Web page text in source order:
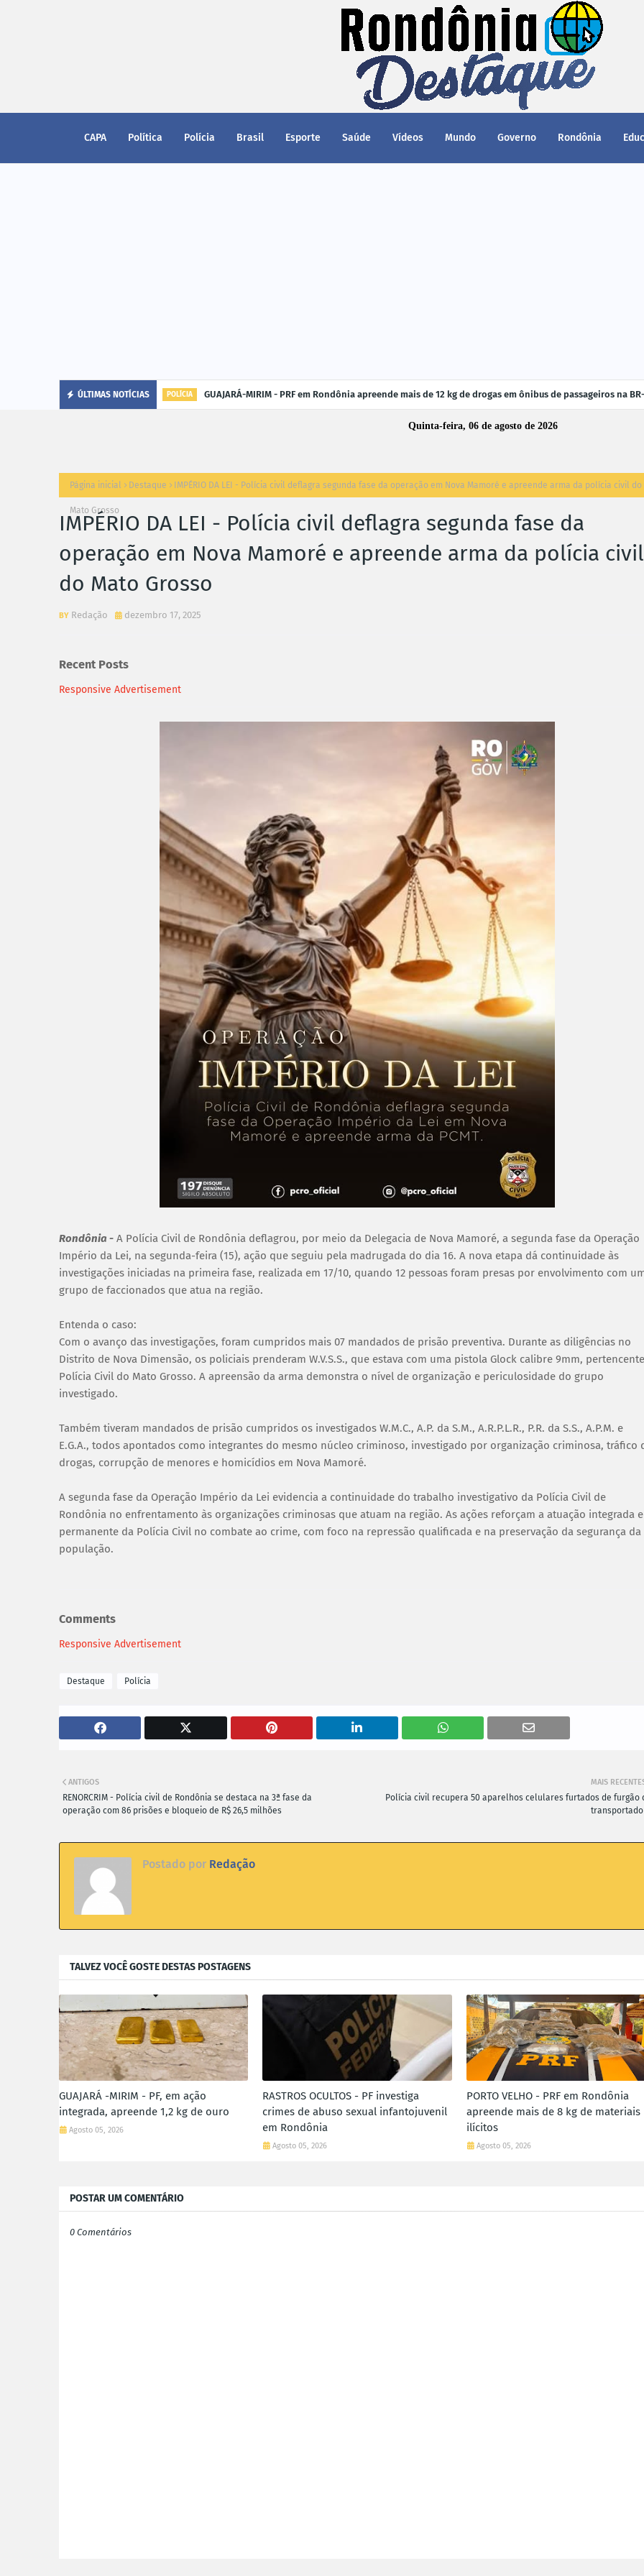
CAPA Política Polícia Brasil Esporte Saúde Vídeos Mundo Governo Rondônia
ÚLTIMAS NOTÍCIAS POLÍCIA GUAJARÁ-MIRIM - PRF em Rondônia apreende mais de 12 kg de drogas em ônibus de passageiros na
Quinta-feira, 06 de agosto de 2026
Página inicial Destaque IMPÉRIO DA LEI - Polícia civil deflagra segunda fase da operação em Nova Mamoré e apreende arma da polícia civil do
Mato Grosso
IMPÉRIO DA LEI - Polícia civil deflagra segunda fase da
operação em Nova Mamoré e apreende arma da polícia civil
do Mato Grosso
Redação dezembro 17, 2025
Recent Posts
Responsive Advertisement
Rondônia - A Polícia Civil de Rondônia deflagrou, por meio da Delegacia de Nova Mamoré, a segunda fase da Operação
Império da Lei, na segunda-feira (15), ação que seguiu pela madrugada do dia 16. A nova etapa dá continuidade às
investigações iniciadas na primeira fase, realizada em 17/10, quando 12 pessoas foram presas por envolvimento com
grupo de faccionados que atua na região.
Entenda o caso:
Com o avanço das investigações, foram cumpridos mais 07 mandados de prisão preventiva. Durante as diligências no
Distrito de Nova Dimensão, os policiais prenderam W.V.S.S., que estava com uma pistola Glock calibre 9mm,
Polícia Civil do Mato Grosso. A apreensão da arma demonstra o nível de organização e periculosidade do grupo
investigado.
Também tiveram mandados de prisão cumpridos os investigados W.M.C., A.P. da S.M., A.R.P.L.R., P.R. da S.S., A.P.M. e
E.G.A., todos apontados como integrantes do mesmo núcleo criminoso, investigado por organização criminosa, tráfico
drogas, corrupção de menores e homicídios em Nova Mamoré.
A segunda fase da Operação Império da Lei evidencia a continuidade do trabalho investigativo da Polícia Civil de
Rondônia no enfrentamento às organizações criminosas que atuam na região. As ações reforçam a atuação integrada e
permanente da Polícia Civil no combate ao crime, com foco na repressão qualificada e na preservação da segurança da
população.
Comments
Responsive Advertisement
Destaque Polícia
MAIS
Polícia civil recupera 50 aparelhos celulares furtados de furgão
ANTIGOS
RENORCRIM - Polícia civil de Rondônia se destaca na 3ª fase da
operação com 86 prisões e bloqueio de R$ 26,5 milhões
Postado por Redação
TALVEZ VOCÊ GOSTE DESTAS POSTAGENS
GUAJARÁ -MIRIM - PF, em ação
integrada, apreende 1,2 kg de ouro
Agosto 05, 2026
RASTROS OCULTOS - PF investiga
crimes de abuso sexual infantojuvenil
em Rondônia
Agosto 05, 2026
PORTO VELHO - PRF em Rondônia
apreende mais de 8 kg de materiais
ilícitos
Agosto 05, 2026
POSTAR UM COMENTÁRIO
0 Comentários